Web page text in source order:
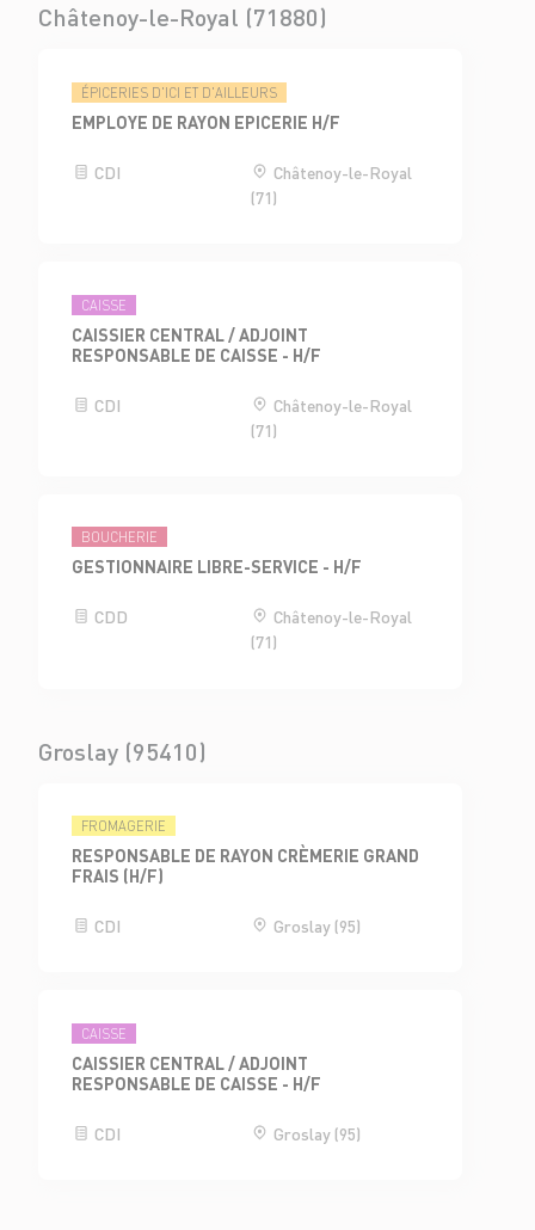
Châtenoy-le-Royal (71880)
ÉPICERIES D'ICI ET D'AILLEURS
EMPLOYE DE RAYON EPICERIE H/F
CDI
Châtenoy-le-Royal
(71)
CAISSE
CAISSIER CENTRAL / ADJOINT
RESPONSABLE DE CAISSE - H/F
CDI
Châtenoy-le-Royal
(71)
BOUCHERIE
GESTIONNAIRE LIBRE-SERVICE - H/F
CDD
Châtenoy-le-Royal
(71)
Groslay (95410)
FROMAGERIE
RESPONSABLE DE RAYON CRÈMERIE GRAND
FRAIS (H/F)
CDI Groslay (95)
CAISSE
CAISSIER CENTRAL / ADJOINT
RESPONSABLE DE CAISSE - H/F
CDI Groslay (95)